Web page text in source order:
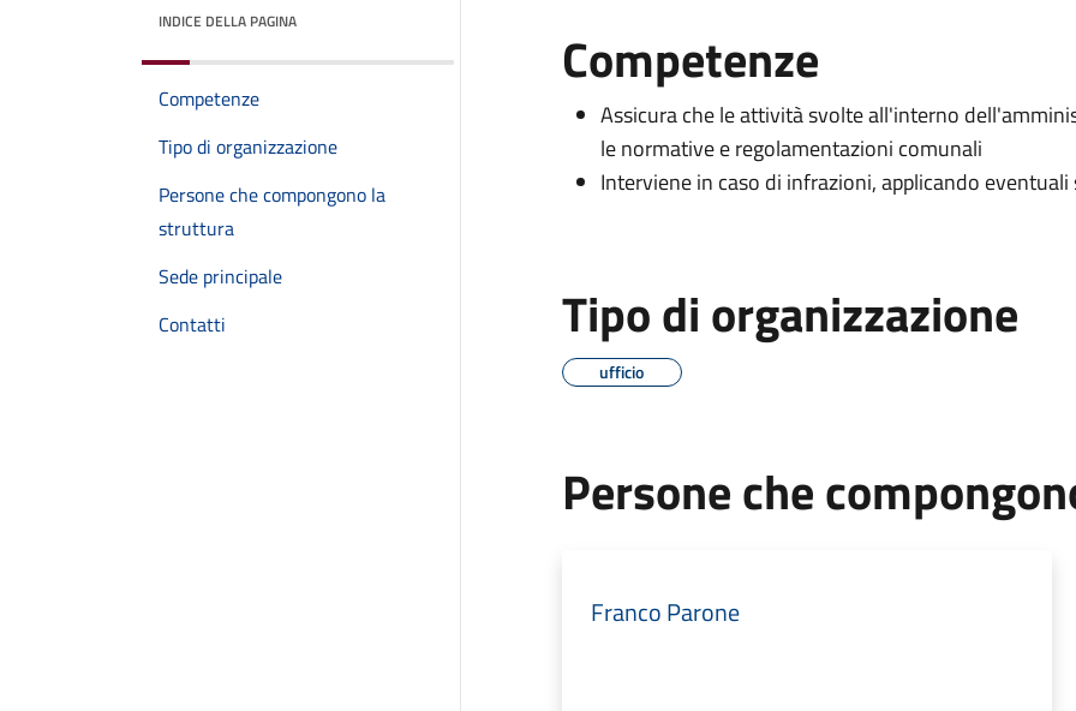
INDICE DELLA PAGINA
Competenze
Tipo di organizzazione
Persone che compongono la
struttura
Sede principale
Contatti
Competenze
Assicura che le attività svolte all'interno
le normative e regolamentazioni comunali
Interviene in caso di infrazioni, applicando
Tipo di organizzazione
ufficio
Persone che
Franco Parone